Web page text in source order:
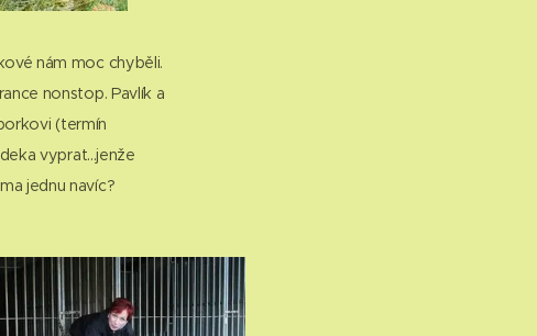
nám moc chyběli.
nonstop. Pavlík a
(termín
vyprat...jenže
jednu navíc?